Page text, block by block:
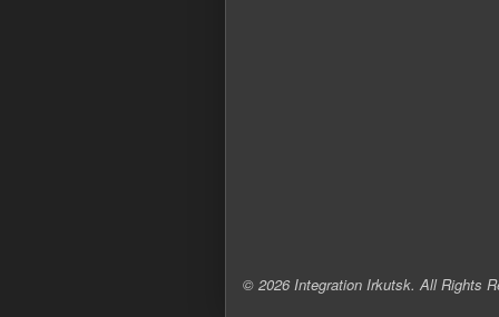
© 2026 Integration Irkutsk. All Rights